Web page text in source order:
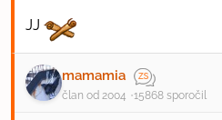
JJ
mamamia
član od 2004 15868 sporočil